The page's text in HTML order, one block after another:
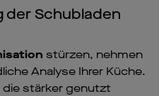
der Schubladen
stürzen, nehmen
Analyse Ihrer Küche.
die stärker genutzt